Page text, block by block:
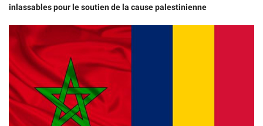
inlassables pour le soutien de la cause palestinienne